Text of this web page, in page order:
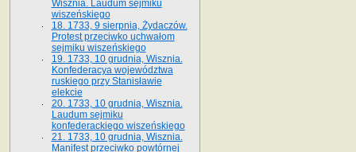
Wisznia. Laudum sejmiku
wiszeńskiego
18. 1733, 9 sierpnia, Żydaczów.
Protest przeciwko uchwałom
sejmiku wiszeńskiego
19. 1733, 10 grudnia, Wisznia.
Konfederacya województwa
ruskiego przy Stanisławie
elekcie
20. 1733, 10 grudnia, Wisznia.
Laudum sejmiku
konfederackiego wiszeńskiego
21. 1733, 10 grudnia, Wisznia.
Manifest przeciwko powtórnej